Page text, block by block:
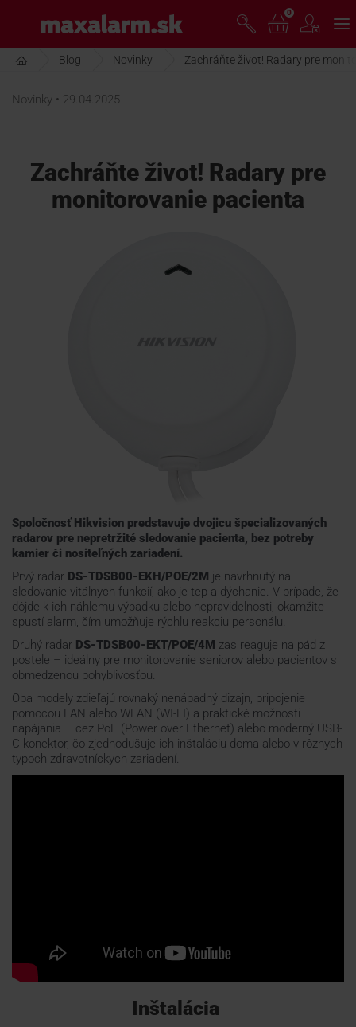
hlavnému
obsahu
www.maxalarm.sk
PRODUKTY
KONTAKTY
0
Blog Novinky Zachráňte život! Radary pre
Novinky • 29.04.2025
Zachráňte život! Radary pre
monitorovanie pacienta
Spoločnosť Hikvision predstavuje dvojicu špecializovaných
radarov pre nepretržité sledovanie pacienta, bez potreby
kamier či nositeľných zariadení.
Prvý radar DS-TDSB00-EKH/POE/2M je navrhnutý na
sledovanie vitálnych funkcií, ako je tep a dýchanie. V prípade, že
dôjde k ich náhlemu výpadku alebo nepravidelnosti, okamžite
spustí alarm, čím umožňuje rýchlu reakciu personálu.
Druhý radar DS-TDSB00-EKT/POE/4M zas reaguje na pád z
postele – ideálny pre monitorovanie seniorov alebo pacientov s
obmedzenou pohyblivosťou.
Oba modely zdieľajú rovnaký nenápadný dizajn, pripojenie
pomocou LAN alebo WLAN (WI-FI) a praktické možnosti
napájania – cez PoE (Power over Ethernet) alebo moderný USB-
C konektor, čo zjednodušuje ich inštaláciu doma alebo v rôznych
typoch zdravotníckych zariadení.
Inštalácia